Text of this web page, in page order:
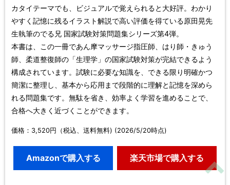
カタイテーマでも、ビジュアルで覚えられると大好評。わかり
やすく記憶に残るイラスト解説で高い評価を得ている原田晃先
生執筆のでる兄 国家試験対策問題集シリーズ第4弾。
本書は、この一冊であん摩マッサージ指圧師、はり師・きゅう
師、柔道整復師の「生理学」の国家試験対策が完結できるよう
構成されています。試験に必要な知識を、できる限り明確かつ
簡潔に整理し、基本から応用まで段階的に理解と記憶を深めら
れる問題集です。無駄を省き、効率よく学習を進めることで、
合格へ大きく近づくことができます。
価格：3,520円（税込、送料無料) (2026/5/20時点)
Amazonで購入する 楽天市場で購入する